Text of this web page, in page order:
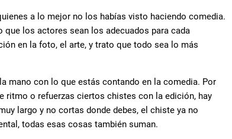
a lo mejor no los habías visto haciendo comedia.
los actores sean los adecuados para cada
en la foto, el arte, y trato que todo sea lo más
mano con lo que estás contando en la comedia. Por
ritmo o refuerzas ciertos chistes con la edición, hay
largo y no cortas donde debes, el chiste ya no
todas esas cosas también suman.